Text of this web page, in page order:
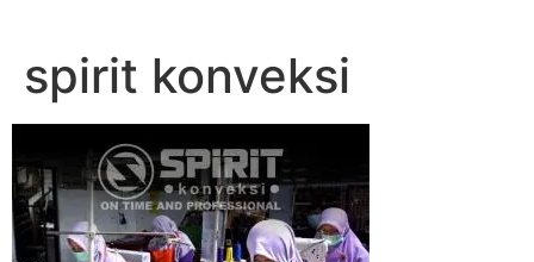
konten
spirit konveksi